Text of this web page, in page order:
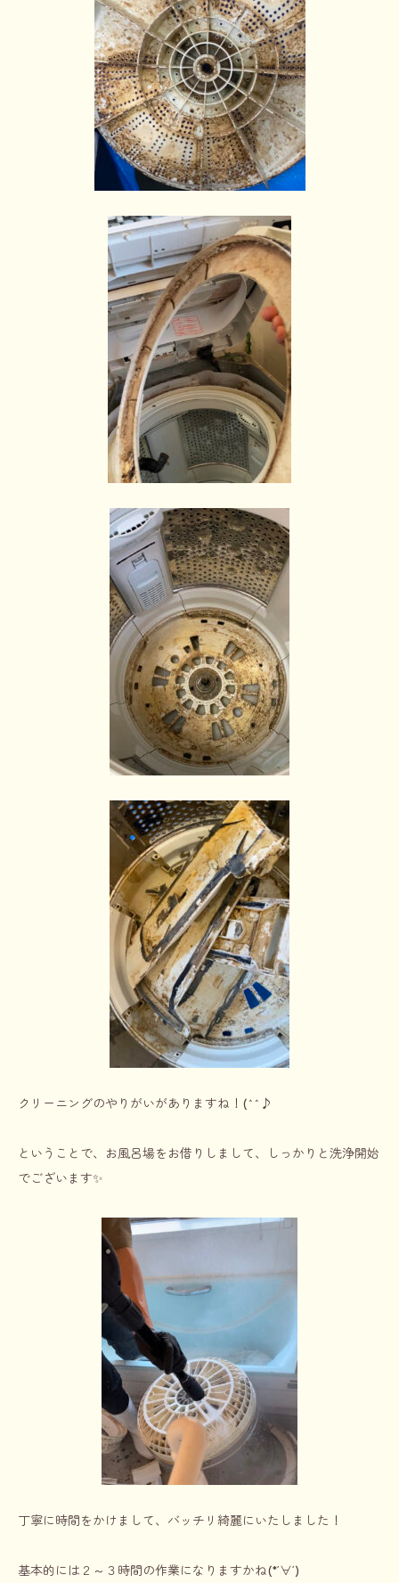
クリーニングのやりがいがありますね！(^^♪
ということで、お風呂場をお借りしまして、しっかりと洗浄開始
でございます✨
丁寧に時間をかけまして、バッチリ綺麗にいたしました！
基本的には２～３時間の作業になりますかね(*‘∀‘)